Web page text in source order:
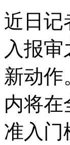
近日记
入报
新动作
内将
准入门